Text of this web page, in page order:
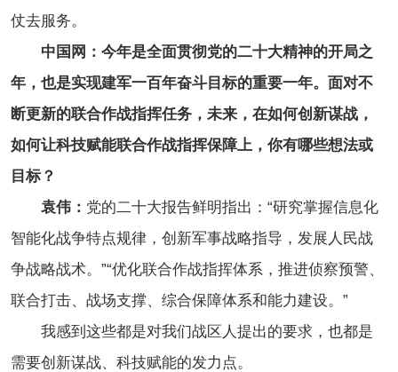
仗去服务。
中国网：今年是全面贯彻党的二十大精神的开局之
年，也是实现建军一百年奋斗目标的重要一年。面对不
断更新的联合作战指挥任务，未来，在如何创新谋战，
如何让科技赋能联合作战指挥保障上，你有哪些想法或
目标？
袁伟： 党的二十大报告鲜明指出：“研究掌握信息化
智能化战争特点规律，创新军事战略指导，发展人民战
争战略战术。”“优化联合作战指挥体系，推进侦察预警、
联合打击、战场支撑、综合保障体系和能力建设。”
我感到这些都是对我们战区人提出的要求，也都是
需要创新谋战、科技赋能的发力点。